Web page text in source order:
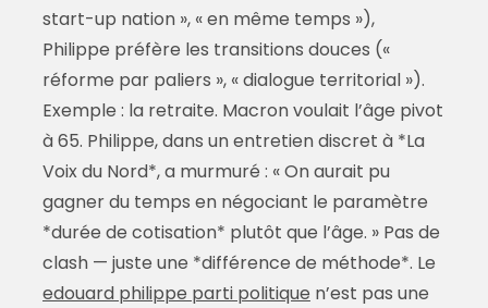
start-up nation », « en même temps »),
Philippe préfère les transitions douces («
réforme par paliers », « dialogue territorial »).
Exemple : la retraite. Macron voulait l’âge pivot
à 65. Philippe, dans un entretien discret à *La
Voix du Nord*, a murmuré : « On aurait pu
gagner du temps en négociant le paramètre
*durée de cotisation* plutôt que l’âge. » Pas de
clash — juste une *différence de méthode*. Le
edouard philippe parti politique n’est pas une